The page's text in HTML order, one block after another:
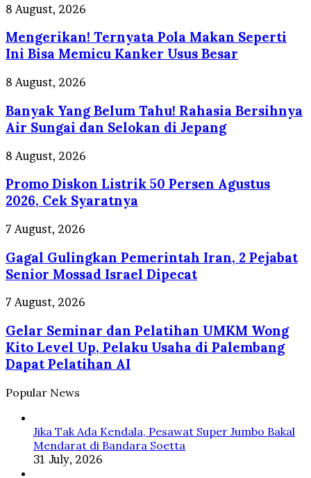
Mengerikan!
Pola
Makan
Seperti
Ini
Memicu
Kanker
Usus
8 August, 2026
Mengerikan! Ternyata Pola Makan Seperti
Ini Bisa Memicu Kanker Usus Besar
Banyak
Belum
Tahu!
Rahasia
Bersihnya
Sungai
dan
Selokan
Jepang
8 August, 2026
Banyak Yang Belum Tahu! Rahasia Bersihnya
Air Sungai dan Selokan di Jepang
Promo
Listrik
50
Persen
Agustus
2026,
Cek
Syaratnya
8 August, 2026
Promo Diskon Listrik 50 Persen Agustus
2026, Cek Syaratnya
Gagal
Pemerintah
Iran,
2
Pejabat
Senior
Mossad
Israel
Dipecat
7 August, 2026
Gagal Gulingkan Pemerintah Iran, 2 Pejabat
Senior Mossad Israel Dipecat
Gelar
dan
Pelatihan
UMKM
Wong
Level
Pelaku
Usaha
7 August, 2026
Gelar Seminar dan Pelatihan UMKM Wong
Kito Level Up, Pelaku Usaha di Palembang
Dapat Pelatihan AI
Popular News
Jika Tak Ada Kendala, Pesawat Super Jumbo Bakal
Mendarat di Bandara Soetta
31 July, 2026